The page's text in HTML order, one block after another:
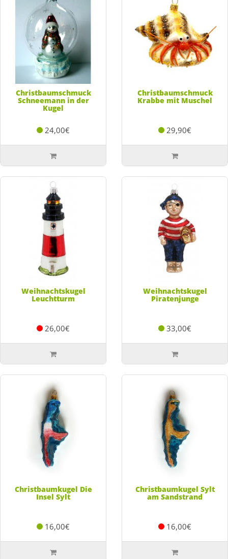
Christbaumschmuck
Schneemann in der
Kugel
24,00€
Christbaumschmuck
Krabbe mit Muschel
29,90€
Weihnachtskugel
Leuchtturm
26,00€
Weihnachtskugel
Piratenjunge
33,00€
Christbaumkugel Die
Insel Sylt
16,00€
Christbaumkugel Sylt
am Sandstrand
16,00€